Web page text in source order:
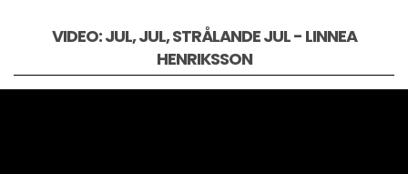
VIDEO: JUL, JUL, STRÅLANDE JUL - LINNEA
HENRIKSSON